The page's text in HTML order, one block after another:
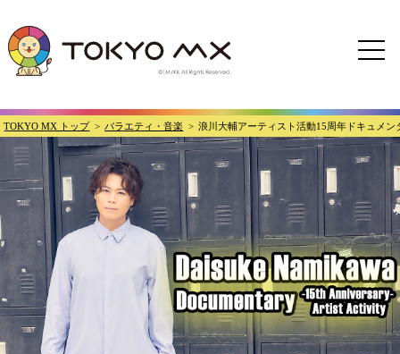
TOKYO MX トップ バラエティ・音楽 浪川大輔アーティスト活動15周年ドキュメ